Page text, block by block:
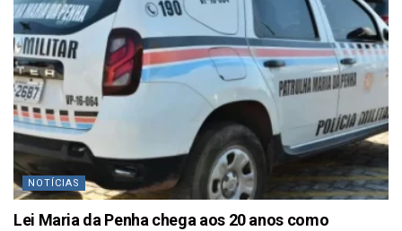
NOTÍCIAS
Lei Maria da Penha chega aos 20 anos como